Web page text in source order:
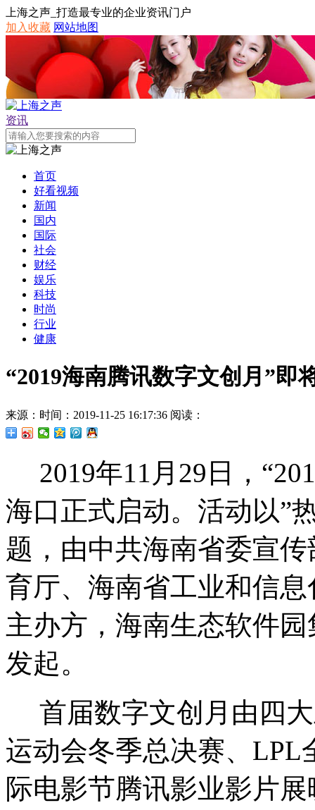
上海之声_打造最专业的企业资讯门户
加入收藏 网站地图
资讯
首页
好看视频
新闻
国内
国际
社会
财经
娱乐
科技
时尚
行业
健康
“2019海南腾讯数字文创月”即
来源： 时间：2019-11-25 16:17:36 阅读：
2019年11月29日，
海口正式启动。活动以”
题，由中共海南省委宣
育厅、海南省工业和信
主办方，海南生态软件
发起。
首届数字文创月由四
运动会冬季总决赛、LPL
际电影节腾讯影业影片